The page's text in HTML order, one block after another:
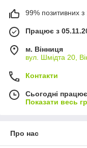
99% позитивних з
Працює з
м. Вінниця
вул. Шмідта 20,
Контакти
Сьогодні
Показати весь
Про нас